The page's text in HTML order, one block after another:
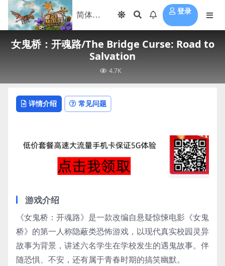
登录
女鬼桥：开魂路/The Bridge Curse: Road to
Salvation
4.7K
详情介绍 常见问题
游戏介绍
《女鬼桥：开魂路》是一款改编自悬疑惊悚电影《女鬼
桥》的第一人称隐蔽类恐怖游戏，以现代真实校园灵异
故事为背景，讲述六名学生在学校发生的遇鬼故事。伴
随恐惧、不安，还有属于青春时期的搞笑幽默。